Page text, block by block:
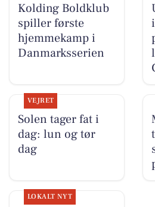
Kolding Boldklub
spiller første
hjemmekamp i
Danmarksserien
VEJRET
Solen tager fat i
dag: lun og tør
dag
LOKALT NYT